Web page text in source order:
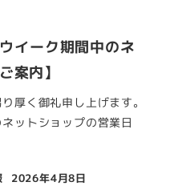
イーク期間中のネ
案内】
厚く御礼申し上げます。
ットショップの営業日
2026年4月8日